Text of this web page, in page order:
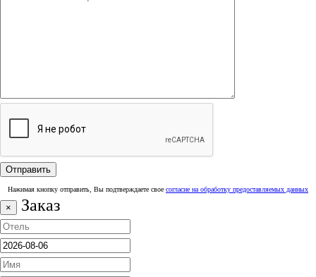
Нажимая кнопку отправить, Вы подтверждаете свое согласие на обработку предоставляемых данных
× Заказ